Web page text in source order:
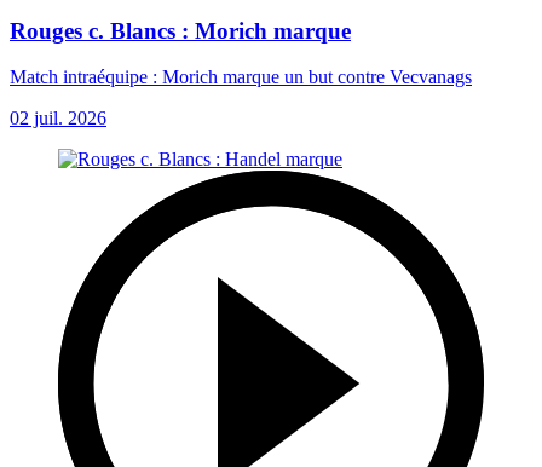
Rouges c. Blancs : Morich marque
Match intraéquipe : Morich marque un but contre Vecvanags
02 juil. 2026